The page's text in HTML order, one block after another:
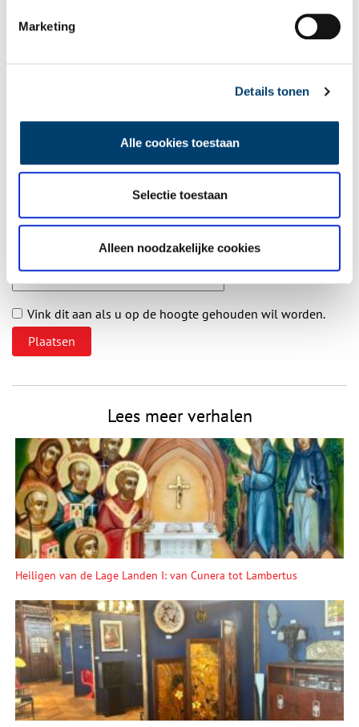
Marketing
Details tonen
Alle cookies toestaan
Selectie toestaan
Alleen noodzakelijke cookies
Aanvullingen
Vereiste velden zijn gemarkeerd met *. Het e-mailadres wordt niet
gepubliceerd.
Vink dit aan als u op de hoogte gehouden wil worden.
Lees meer verhalen
Heiligen van de Lage Landen I: van Cunera tot Lambertus